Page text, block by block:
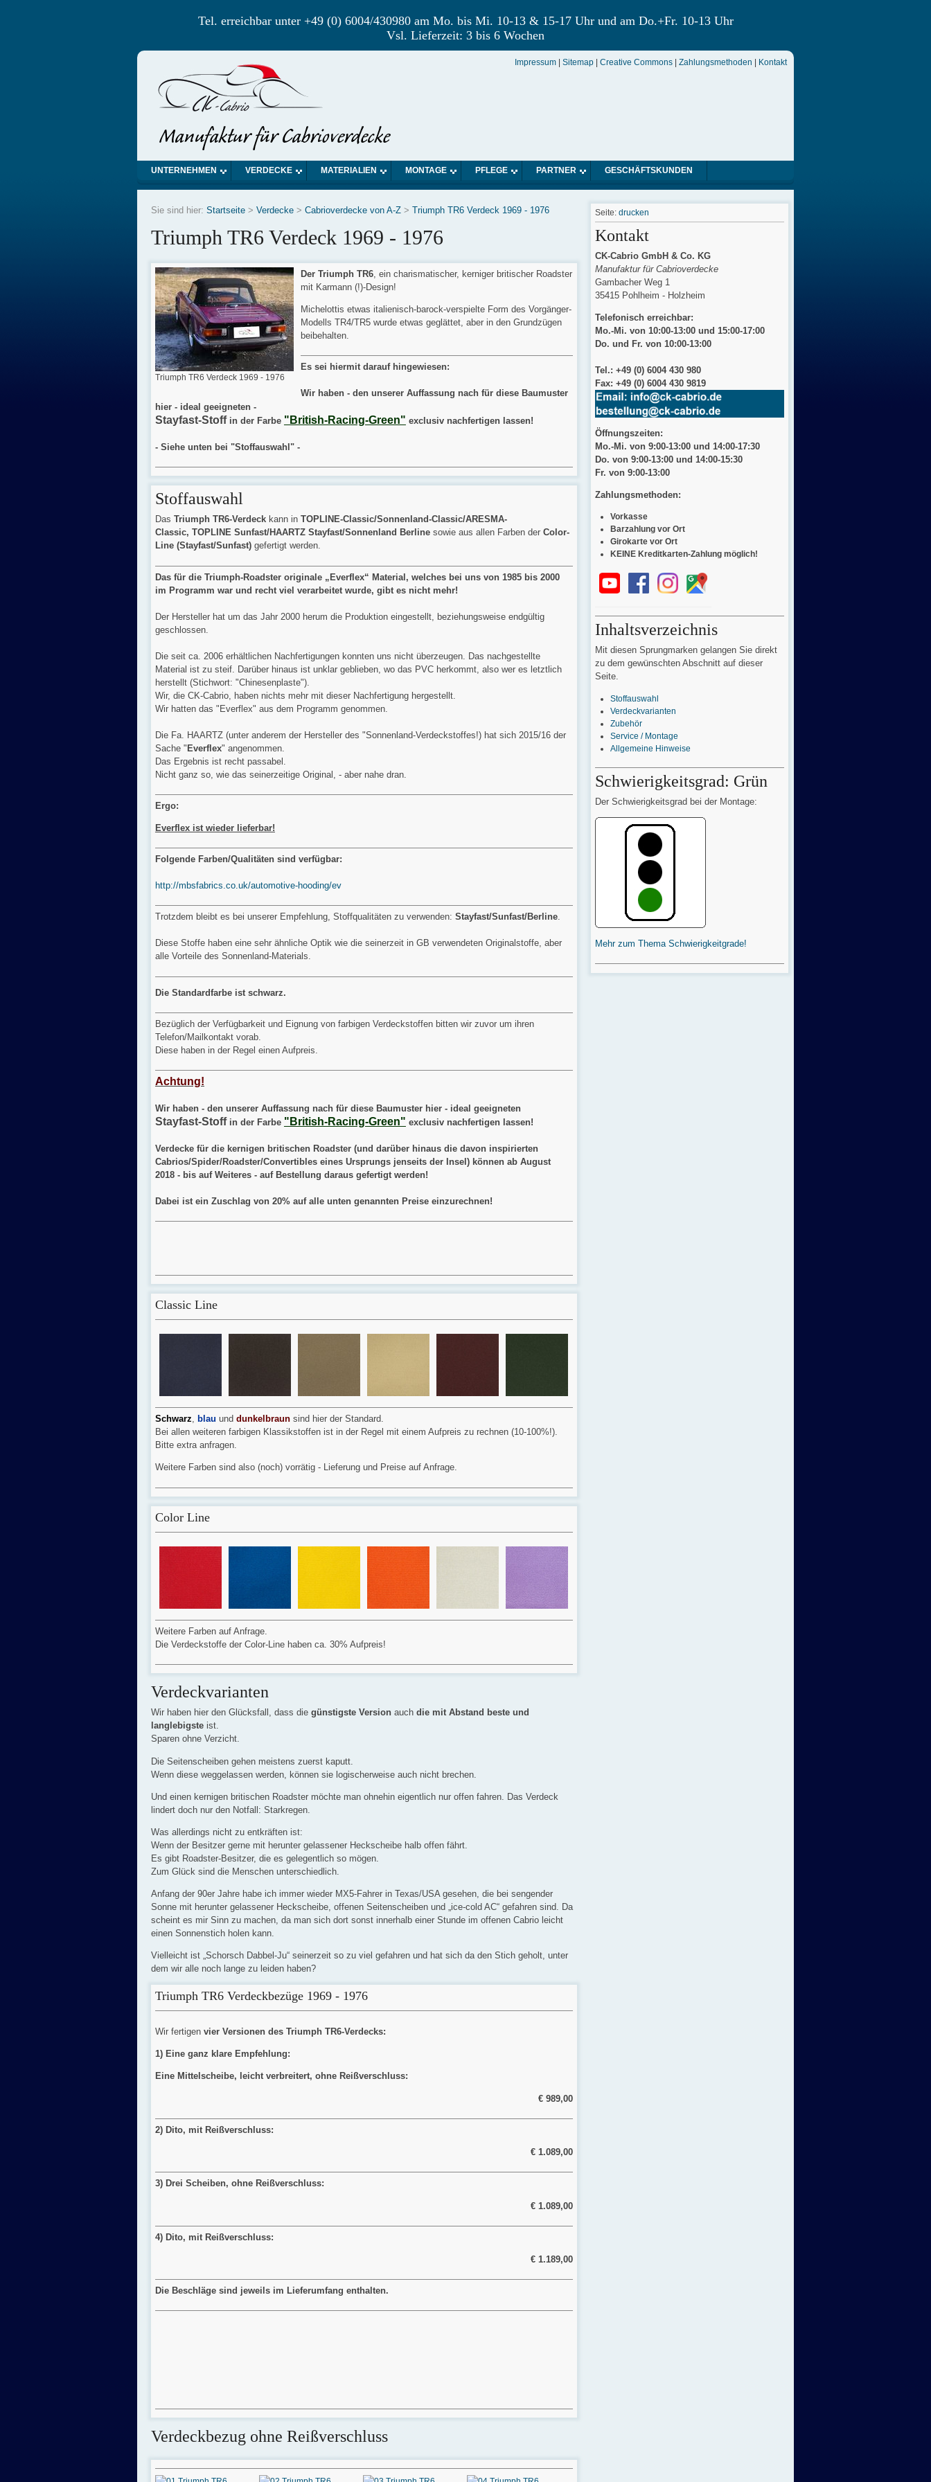
Tel. erreichbar unter +49 (0) 6004/430980 am Mo. bis Mi. 10-13 & 15-17 Uhr und am Do.+Fr. 10-13 Uhr
Vsl. Lieferzeit: 3 bis 6 Wochen
Impressum |Sitemap |Creative Commons |Zahlungsmethoden | Kontakt
UNTERNEHMEN VERDECKE MATERIALIEN MONTAGE PFLEGE PARTNER GESCHÄFTSKUNDEN
Sie sind hier: Startseite> Verdecke> Cabrioverdecke von A-Z> Triumph TR6 Verdeck 1969 - 1976
Triumph TR6 Verdeck 1969 - 1976
Triumph TR6 Verdeck 1969 - 1976
Der Triumph TR6, ein charismatischer, kerniger britischer Roadster
mit Karmann (!)-Design!
Michelottis etwas italienisch-barock-verspielte Form des Vorgänger-
Modells TR4/TR5 wurde etwas geglättet, aber in den Grundzügen
beibehalten.
Es sei hiermit darauf hingewiesen:
Wir haben - den unserer Auffassung nach für diese Baumuster
hier - ideal geeigneten -
Stayfast-Stoffin der Farbe "British-Racing-Green" exclusiv nachfertigen lassen!
- Siehe unten bei "Stoffauswahl" -
Stoffauswahl
Das Triumph TR6-Verdeckkann in TOPLINE-Classic/Sonnenland-Classic/ARESMA-
Classic, TOPLINE Sunfast/HAARTZ Stayfast/Sonnenland Berline sowie aus allen Farben der Color-
Line (Stayfast/Sunfast) gefertigt werden.
Das für die Triumph-Roadster originale „Everflex“ Material, welches bei uns von 1985 bis 2000
im Programm war und recht viel verarbeitet wurde, gibt es nicht mehr!
Der Hersteller hat um das Jahr 2000 herum die Produktion eingestellt, beziehungsweise endgültig
geschlossen.
Die seit ca. 2006 erhältlichen Nachfertigungen konnten uns nicht überzeugen. Das nachgestellte
Material ist zu steif. Darüber hinaus ist unklar geblieben, wo das PVC herkommt, also wer es letztlich
herstellt (Stichwort: "Chinesenplaste").
Wir, die CK-Cabrio, haben nichts mehr mit dieser Nachfertigung hergestellt.
Wir hatten das "Everflex" aus dem Programm genommen.
Die Fa. HAARTZ (unter anderem der Hersteller des "Sonnenland-Verdeckstoffes!) hat sich 2015/16 der
Sache "Everflex" angenommen.
Das Ergebnis ist recht passabel.
Nicht ganz so, wie das seinerzeitige Original, - aber nahe dran.
Ergo:
Everflex ist wieder lieferbar!
Folgende Farben/Qualitäten sind verfügbar:
http://mbsfabrics.co.uk/automotive-hooding/ev
Trotzdem bleibt es bei unserer Empfehlung, Stoffqualitäten zu verwenden: Stayfast/Sunfast/Berline.
Diese Stoffe haben eine sehr ähnliche Optik wie die seinerzeit in GB verwendeten Originalstoffe, aber
alle Vorteile des Sonnenland-Materials.
Die Standardfarbe ist schwarz.
Bezüglich der Verfügbarkeit und Eignung von farbigen Verdeckstoffen bitten wir zuvor um ihren
Telefon/Mailkontakt vorab.
Diese haben in der Regel einen Aufpreis.
Achtung!
Wir haben - den unserer Auffassung nach für diese Baumuster hier - ideal geeigneten
Stayfast-Stoffin der Farbe "British-Racing-Green" exclusiv nachfertigen lassen!
Verdecke für die kernigen britischen Roadster (und darüber hinaus die davon inspirierten
Cabrios/Spider/Roadster/Convertibles eines Ursprungs jenseits der Insel) können ab August
2018 - bis auf Weiteres - auf Bestellung daraus gefertigt werden!
Dabei ist ein Zuschlag von 20% auf alle unten genannten Preise einzurechnen!
Classic Line
Schwarz, blau und dunkelbraunsind hier der Standard.
Bei allen weiteren farbigen Klassikstoffen ist in der Regel mit einem Aufpreis zu rechnen (10-100%!).
Bitte extra anfragen.
Weitere Farben sind also (noch) vorrätig - Lieferung und Preise auf Anfrage.
Color Line
Weitere Farben auf Anfrage.
Die Verdeckstoffe der Color-Line haben ca. 30% Aufpreis!
Verdeckvarianten
Wir haben hier den Glücksfall, dass die günstigste Versionauch die mit Abstand beste und
langlebigste ist.
Sparen ohne Verzicht.
Die Seitenscheiben gehen meistens zuerst kaputt.
Wenn diese weggelassen werden, können sie logischerweise auch nicht brechen.
Und einen kernigen britischen Roadster möchte man ohnehin eigentlich nur offen fahren. Das Verdeck
lindert doch nur den Notfall: Starkregen.
Was allerdings nicht zu entkräften ist:
Wenn der Besitzer gerne mit herunter gelassener Heckscheibe halb offen fährt.
Es gibt Roadster-Besitzer, die es gelegentlich so mögen.
Zum Glück sind die Menschen unterschiedlich.
Anfang der 90er Jahre habe ich immer wieder MX5-Fahrer in Texas/USA gesehen, die bei sengender
Sonne mit herunter gelassener Heckscheibe, offenen Seitenscheiben und „ice-cold AC“ gefahren sind. Da
scheint es mir Sinn zu machen, da man sich dort sonst innerhalb einer Stunde im offenen Cabrio leicht
einen Sonnenstich holen kann.
Vielleicht ist „Schorsch Dabbel-Ju“ seinerzeit so zu viel gefahren und hat sich da den Stich geholt, unter
dem wir alle noch lange zu leiden haben?
Triumph TR6 Verdeckbezüge 1969 - 1976
Wir fertigenvier Versionen des Triumph TR6-Verdecks:
1) Eine ganz klare Empfehlung:
Eine Mittelscheibe, leicht verbreitert, ohne Reißverschluss:
€ 989,00
2) Dito, mit Reißverschluss:
€ 1.089,00
3)Drei Scheiben, ohne Reißverschluss:
€ 1.089,00
4) Dito, mit Reißverschluss:
€ 1.189,00
Die Beschläge sind jeweils im Lieferumfang enthalten.
Verdeckbezug ohne Reißverschluss
Seite: drucken
Kontakt
CK-Cabrio GmbH & Co. KG
Manufaktur für Cabrioverdecke
Gambacher Weg 1
35415 Pohlheim - Holzheim
Telefonisch erreichbar:
Mo.-Mi. von 10:00-13:00 und 15:00-17:00
Do. und Fr. von 10:00-13:00
Tel.: +49 (0) 6004 430 980
Fax: +49 (0) 6004 430 9819
Öffnungszeiten:
Mo.-Mi. von 9:00-13:00 und 14:00-17:30
Do. von 9:00-13:00 und 14:00-15:30
Fr. von 9:00-13:00
Zahlungsmethoden:
Vorkasse
Barzahlung vor Ort
Girokarte vor Ort
KEINE Kreditkarten-Zahlung möglich!
Inhaltsverzeichnis
Mit diesen Sprungmarken gelangen Sie direkt
zu dem gewünschten Abschnitt auf dieser
Seite.
Stoffauswahl
Verdeckvarianten
Zubehör
Service / Montage
Allgemeine Hinweise
Schwierigkeitsgrad: Grün
Der Schwierigkeitsgrad bei der Montage:
Mehr zum Thema Schwierigkeitgrade!